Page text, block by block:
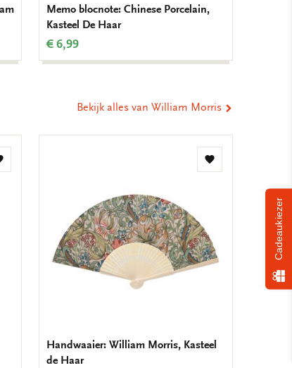
Memo blocnote: Chinese Porcelain,
Kasteel De Haar
€ 6,99
Bekijk alles van William Morris
Toevoegen
Handwaaier: William Morris, Kasteel
de Haar
Cadeaukiezer